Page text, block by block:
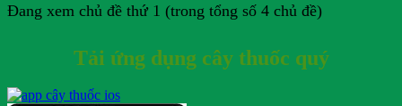
Đang xem chủ đề thứ 1 (trong tổng số 4 chủ đề)
Tải ứng dụng cây thuốc quý